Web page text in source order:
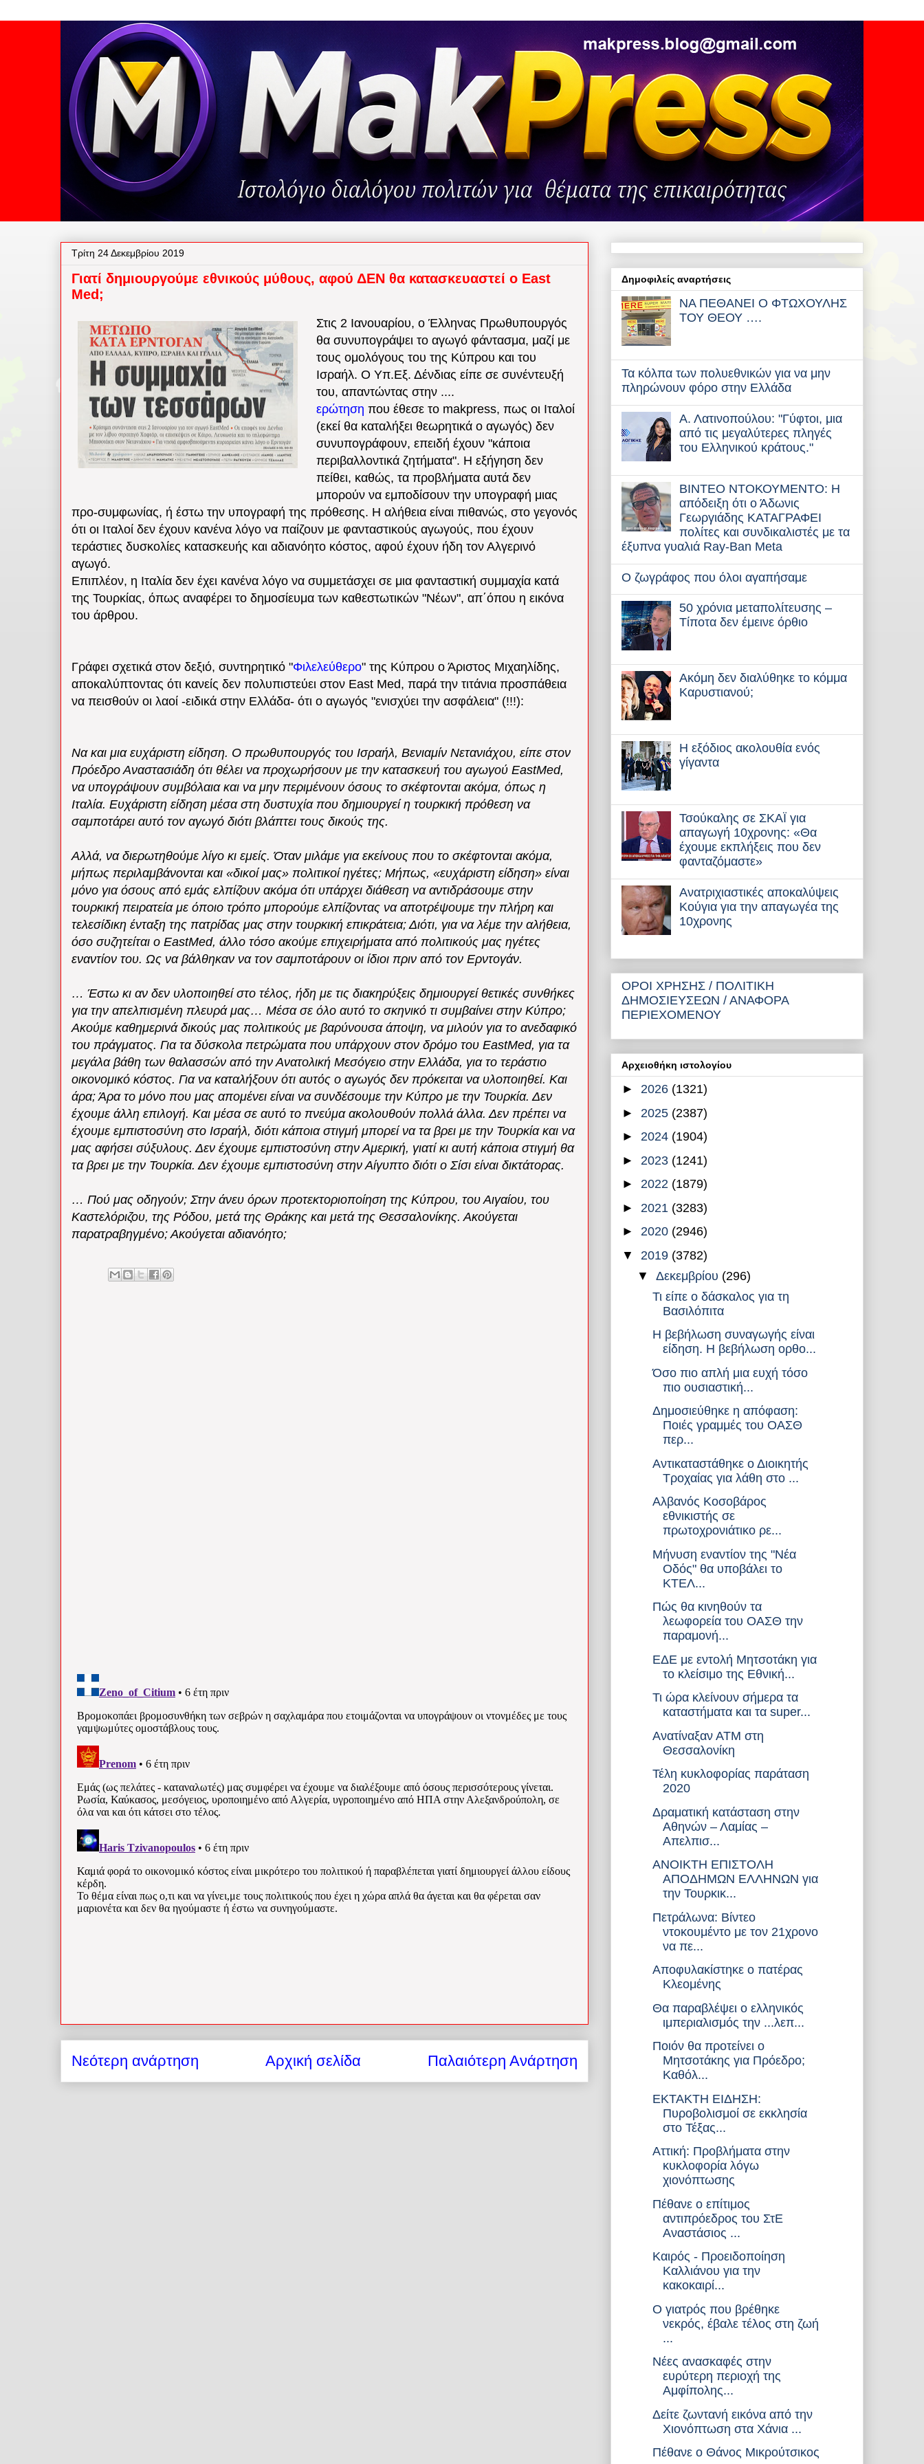
Τρίτη 24 Δεκεμβρίου 2019
Γιατί δημιουργούμε εθνικούς μύθους, αφού ΔΕΝ θα κατασκευαστεί ο East
Med;
Στις 2 Ιανουαρίου, ο Έλληνας Πρωθυπουργός
θα συνυπογράψει το αγωγό φάντασμα, μαζί με
τους ομολόγους του της Κύπρου και του
Ισραήλ. Ο Υπ.Εξ. Δένδιας είπε σε συνέντευξή
του, απαντώντας στην ....
ερώτηση που έθεσε το makpress, πως οι Ιταλοί
(εκεί θα καταλήξει θεωρητικά ο αγωγός) δεν
συνυπογράφουν, επειδή έχουν "κάποια
περιβαλλοντικά ζητήματα". Η εξήγηση δεν
πείθει, καθώς, τα προβλήματα αυτά δεν
μπορούν να εμποδίσουν την υπογραφή μιας
προ-συμφωνίας, ή έστω την υπογραφή της πρόθεσης. Η αλήθεια είναι πιθανώς, στο γεγονός
ότι οι Ιταλοί δεν έχουν κανένα λόγο να παίζουν με φανταστικούς αγωγούς, που έχουν
τεράστιες δυσκολίες κατασκευής και αδιανόητο κόστος, αφού έχουν ήδη τον Αλγερινό
αγωγό.
Επιπλέον, η Ιταλία δεν έχει κανένα λόγο να συμμετάσχει σε μια φανταστική συμμαχία κατά
της Τουρκίας, όπως αναφέρει το δημοσίευμα των καθεστωτικών "Νέων", απ΄όπου η εικόνα
του άρθρου.
Γράφει σχετικά στον δεξιό, συντηρητικό "Φιλελεύθερο" της Κύπρου ο Άριστος Μιχαηλίδης,
αποκαλύπτοντας ότι κανείς δεν πολυπιστεύει στον East Med, παρά την τιτάνια προσπάθεια
να πεισθούν οι λαοί -ειδικά στην Ελλάδα- ότι ο αγωγός "ενισχύει την ασφάλεια" (!!!):
Να και μια ευχάριστη είδηση. Ο πρωθυπουργός του Ισραήλ, Βενιαμίν Νετανιάχου, είπε στον
Πρόεδρο Αναστασιάδη ότι θέλει να προχωρήσουν με την κατασκευή του αγωγού EastMed,
να υπογράψουν συμβόλαια και να μην περιμένουν όσους το σκέφτονται ακόμα, όπως η
Ιταλία. Ευχάριστη είδηση μέσα στη δυστυχία που δημιουργεί η τουρκική πρόθεση να
σαμποτάρει αυτό τον αγωγό διότι βλάπτει τους δικούς της.
Αλλά, να διερωτηθούμε λίγο κι εμείς. Όταν μιλάμε για εκείνους που το σκέφτονται ακόμα,
μήπως περιλαμβάνονται και «δικοί μας» πολιτικοί ηγέτες; Μήπως, «ευχάριστη είδηση» είναι
μόνο για όσους από εμάς ελπίζουν ακόμα ότι υπάρχει διάθεση να αντιδράσουμε στην
τουρκική πειρατεία με όποιο τρόπο μπορούμε ελπίζοντας να αποτρέψουμε την πλήρη και
τελεσίδικη ένταξη της πατρίδας μας στην τουρκική επικράτεια; Διότι, για να λέμε την αλήθεια,
όσο συζητείται ο EastMed, άλλο τόσο ακούμε επιχειρήματα από πολιτικούς μας ηγέτες
εναντίον του. Ως να βάλθηκαν να τον σαμποτάρουν οι ίδιοι πριν από τον Ερντογάν.
… Έστω κι αν δεν υλοποιηθεί στο τέλος, ήδη με τις διακηρύξεις δημιουργεί θετικές συνθήκες
για την απελπισμένη πλευρά μας… Μέσα σε όλο αυτό το σκηνικό τι συμβαίνει στην Κύπρο;
Ακούμε καθημερινά δικούς μας πολιτικούς με βαρύνουσα άποψη, να μιλούν για το ανεδαφικό
του πράγματος. Για τα δύσκολα πετρώματα που υπάρχουν στον δρόμο του EastMed, για τα
μεγάλα βάθη των θαλασσών από την Ανατολική Μεσόγειο στην Ελλάδα, για το τεράστιο
οικονομικό κόστος. Για να καταλήξουν ότι αυτός ο αγωγός δεν πρόκειται να υλοποιηθεί. Και
άρα; Άρα το μόνο που μας απομένει είναι να συνδέσουμε την Κύπρο με την Τουρκία. Δεν
έχουμε άλλη επιλογή. Και μέσα σε αυτό το πνεύμα ακολουθούν πολλά άλλα. Δεν πρέπει να
έχουμε εμπιστοσύνη στο Ισραήλ, διότι κάποια στιγμή μπορεί να τα βρει με την Τουρκία και να
μας αφήσει σύξυλους. Δεν έχουμε εμπιστοσύνη στην Αμερική, γιατί κι αυτή κάποια στιγμή θα
τα βρει με την Τουρκία. Δεν έχουμε εμπιστοσύνη στην Αίγυπτο διότι ο Σίσι είναι δικτάτορας.
… Πού μας οδηγούν; Στην άνευ όρων προτεκτοριοποίηση της Κύπρου, του Αιγαίου, του
Καστελόριζου, της Ρόδου, μετά της Θράκης και μετά της Θεσσαλονίκης. Ακούγεται
παρατραβηγμένο; Ακούγεται αδιανόητο;
Νεότερη ανάρτηση Παλαιότερη Ανάρτηση
Αρχική σελίδα
Δημοφιλείς αναρτήσεις
ΝΑ ΠΕΘΑΝΕΙ Ο ΦΤΩΧΟΥΛΗΣ
ΤΟΥ ΘΕΟΥ ….
Τα κόλπα των πολυεθνικών για να μην
πληρώνουν φόρο στην Ελλάδα
Α. Λατινοπούλου: "Γύφτοι, μια
από τις μεγαλύτερες πληγές
του Ελληνικού κράτους."
BINTEO ΝΤΟΚΟΥΜΕΝΤΟ: Η
απόδειξη ότι ο Άδωνις
Γεωργιάδης ΚΑΤΑΓΡΑΦΕΙ
πολίτες και συνδικαλιστές με τα
έξυπνα γυαλιά Ray-Ban Meta
Ο ζωγράφος που όλοι αγαπήσαμε
50 χρόνια μεταπολίτευσης –
Τίποτα δεν έμεινε όρθιο
Ακόμη δεν διαλύθηκε το κόμμα
Καρυστιανού;
Η εξόδιος ακολουθία ενός
γίγαντα
Τσούκαλης σε ΣΚΑΪ για
απαγωγή 10χρονης: «Θα
έχουμε εκπλήξεις που δεν
φανταζόμαστε»
Ανατριχιαστικές αποκαλύψεις
Κούγια για την απαγωγέα της
10χρονης
ΟΡΟΙ ΧΡΗΣΗΣ / ΠΟΛΙΤΙΚΗ
ΔΗΜΟΣΙΕΥΣΕΩΝ / ΑΝΑΦΟΡΑ
ΠΕΡΙΕΧΟΜΕΝΟΥ
Αρχειοθήκη ιστολογίου
► 2026 (1321)
► 2025 (2387)
► 2024 (1904)
► 2023 (1241)
► 2022 (1879)
► 2021 (3283)
► 2020 (2946)
▼ 2019 (3782)
▼ Δεκεμβρίου (296)
Τι είπε ο δάσκαλος για τη
Βασιλόπιτα
Η βεβήλωση συναγωγής είναι
είδηση. Η βεβήλωση ορθο...
Όσο πιο απλή μια ευχή τόσο
πιο ουσιαστική...
Δημοσιεύθηκε η απόφαση:
Ποιές γραμμές του ΟΑΣΘ
περ...
Αντικαταστάθηκε ο Διοικητής
Τροχαίας για λάθη στο ...
Αλβανός Κοσοβάρος
εθνικιστής σε
πρωτοχρονιάτικο ρε...
Μήνυση εναντίον της "Νέα
Οδός" θα υποβάλει το
ΚΤΕΛ...
Πώς θα κινηθούν τα
λεωφορεία του ΟΑΣΘ την
παραμονή...
ΕΔΕ με εντολή Μητσοτάκη για
το κλείσιμο της Εθνική...
Τι ώρα κλείνουν σήμερα τα
καταστήματα και τα super...
Ανατίναξαν ΑΤΜ στη
Θεσσαλονίκη
Τέλη κυκλοφορίας παράταση
2020
Δραματική κατάσταση στην
Αθηνών – Λαμίας –
Απελπισ...
ΑΝΟΙΚΤΗ ΕΠΙΣΤΟΛΗ
ΑΠΟΔΗΜΩΝ ΕΛΛΗΝΩΝ για
την Τουρκικ...
Πετράλωνα: Βίντεο
ντοκουμέντο με τον 21χρονο
να πε...
Αποφυλακίστηκε ο πατέρας
Κλεομένης
Θα παραβλέψει ο ελληνικός
ιμπεριαλισμός την ...λεπ...
Ποιόν θα προτείνει ο
Μητσοτάκης για Πρόεδρο;
Καθόλ...
ΕΚΤΑΚΤΗ ΕΙΔΗΣΗ:
Πυροβολισμοί σε εκκλησία
στο Τέξας...
Αττική: Προβλήματα στην
κυκλοφορία λόγω
χιονόπτωσης
Πέθανε ο επίτιμος
αντιπρόεδρος του ΣτΕ
Αναστάσιος ...
Καιρός - Προειδοποίηση
Καλλιάνου για την
κακοκαιρί...
Ο γιατρός που βρέθηκε
νεκρός, έβαλε τέλος στη ζωή
...
Νέες ανασκαφές στην
ευρύτερη περιοχή της
Αμφίπολης...
Δείτε ζωντανή εικόνα από την
Χιονόπτωση στα Χάνια ...
Πέθανε ο Θάνος Μικρούτσικος